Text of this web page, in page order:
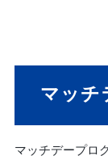
マッチ
マッチデープロ